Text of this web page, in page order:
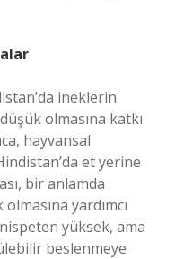
ineklerin
olmasına katkı
hayvansal
et yerine
bir anlamda
yardımcı
yüksek, ama
beslenmeye